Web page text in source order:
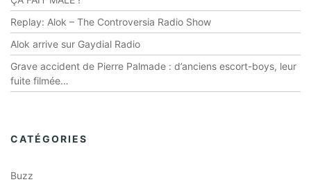
Replay: Alok – The Controversia Radio Show
Alok arrive sur Gaydial Radio
Grave accident de Pierre Palmade : d’anciens escort-boys, leur
fuite filmée…
CATÉGORIES
Buzz